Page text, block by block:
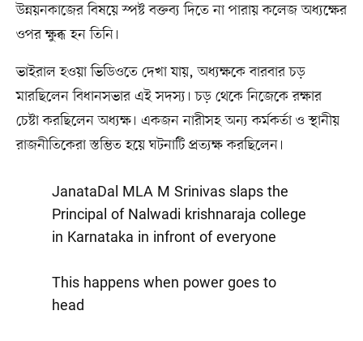
উন্নয়নকাজের বিষয়ে স্পষ্ট বক্তব্য দিতে না পারায় কলেজ অধ্যক্ষের
ওপর ক্ষুব্ধ হন তিনি।
ভাইরাল হওয়া ভিডিওতে দেখা যায়, অধ্যক্ষকে বারবার চড়
মারছিলেন বিধানসভার এই সদস্য। চড় থেকে নিজেকে রক্ষার
চেষ্টা করছিলেন অধ্যক্ষ। একজন নারীসহ অন্য কর্মকর্তা ও স্থানীয়
রাজনীতিকেরা স্তম্ভিত হয়ে ঘটনাটি প্রত্যক্ষ করছিলেন।
JanataDal MLA M Srinivas slaps the
Principal of Nalwadi krishnaraja college
in Karnataka in infront of everyone
This happens when power goes to
head